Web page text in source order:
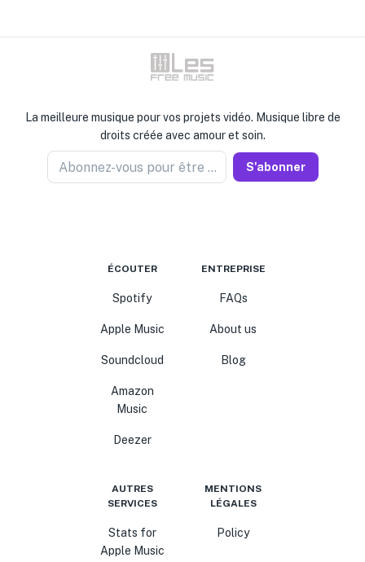
La meilleure musique pour vos projets vidéo. Musique libre de
droits créée avec amour et soin.
Abonnez-vous pour être informé S'abonner
ÉCOUTER
Spotify
Apple Music
Soundcloud
Amazon
Music
Deezer
ENTREPRISE
FAQs
About us
Blog
AUTRES
SERVICES
Stats for
Apple Music
MENTIONS
LÉGALES
Policy